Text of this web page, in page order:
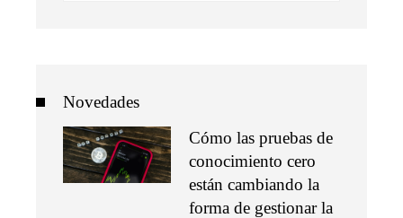
Novedades
Cómo las pruebas de
conocimiento cero
están cambiando la
forma de gestionar la